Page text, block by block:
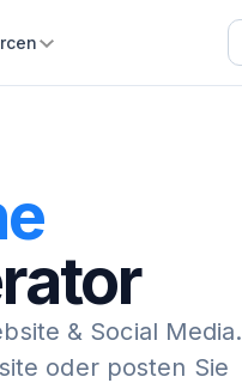
& Social Media.
oder posten Sie